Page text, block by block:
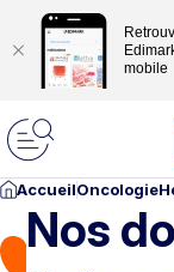
mobile
AccueilOncologie
Nos